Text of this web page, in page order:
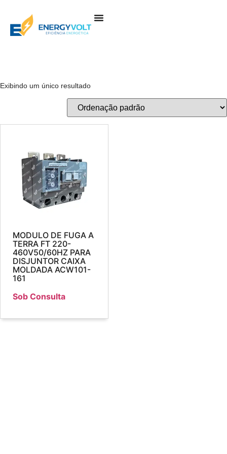
Exibindo um único resultado
MODULO DE FUGA A
TERRA FT 220-
460V50/60HZ PARA
DISJUNTOR CAIXA
MOLDADA ACW101-
161
Sob Consulta